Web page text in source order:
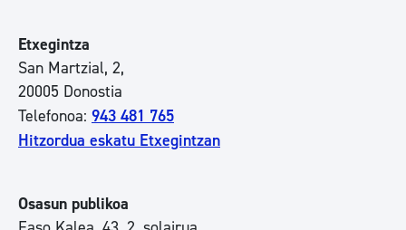
Etxegintza
San Martzial, 2,
20005 Donostia
Telefonoa: 943 481 765
Hitzordua eskatu Etxegintzan
Osasun publikoa